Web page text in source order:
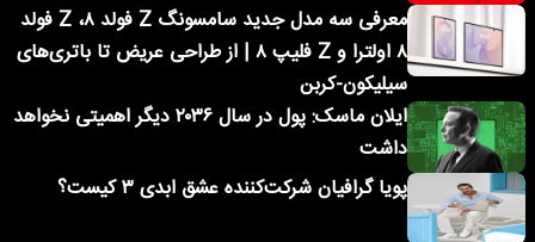
معرفی سه مدل جدید سامسونگ Z فولد ۸، Z فولد
۸ اولترا و Z فلیپ ۸ | از طراحی عریض تا باتری‌های
سیلیکون-کربن
ایلان ماسک: پول در سال ۲۰۳۶ دیگر اهمیتی نخواهد
داشت
پویا گرافیان شرکت‌کننده عشق ابدی ۳ کیست؟